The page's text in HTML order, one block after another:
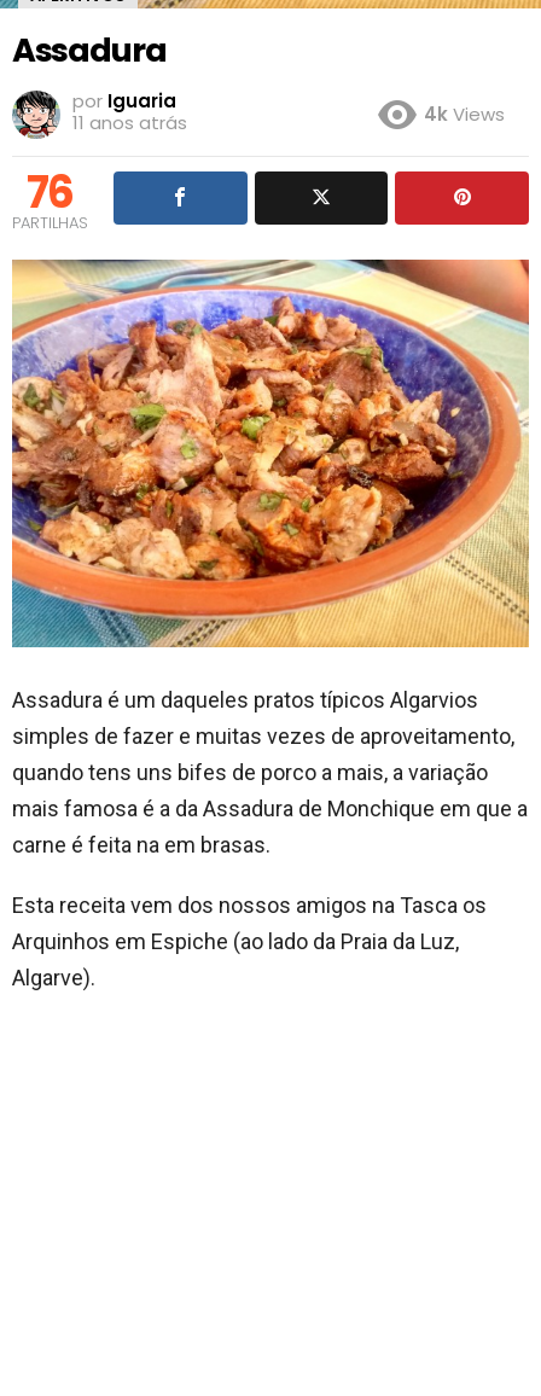
Assadura
por Iguaria
11 anos atrás
4kViews
76
PARTILHAS
Assadura é um daqueles pratos típicos Algarvios
simples de fazer e muitas vezes de aproveitamento,
quando tens uns bifes de porco a mais, a variação
mais famosa é a da Assadura de Monchique em que a
carne é feita na em brasas.
Esta receita vem dos nossos amigos na Tasca os
Arquinhos em Espiche (ao lado da Praia da Luz,
Algarve).